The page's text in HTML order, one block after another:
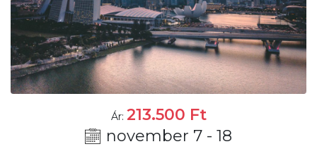
Ár: 213.500 Ft
november 7 - 18